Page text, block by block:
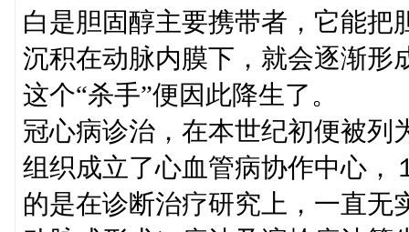
白是胆固醇主要携带者，它能把
沉积在动脉内膜下，就会逐渐形
这个“杀手”便因此降生了。
冠心病诊治，在本世纪初便被列
组织成立了心血管病协作中心，
的是在诊断治疗研究上，一直无